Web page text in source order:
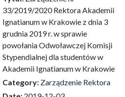
33/2019/2020 Rektora Akademii
Ignatianum w Krakowie z dnia 3
grudnia 2019 r. w sprawie
powołania Odwoławczej Komisji
Stypendialnej dla studentów w
Akademii Ignatianum w Krakowie
Category: Zarządzenie Rektora